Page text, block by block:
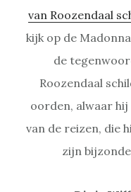
van Roozendaal
kijk op de
de
Roozendaal
oorden, alwaar
van de reizen, die
zijn